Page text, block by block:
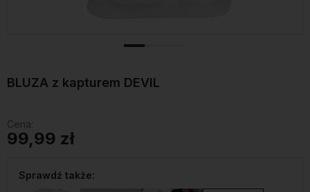
BLUZA z kapturem DEVIL
Cena:
99,99 zł
Sprawdź także: